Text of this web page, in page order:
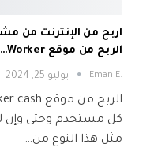
اربح من الإنترنت من
الربح من موقع Worker…
.Eman E يوليو 25, 2024
كل مستخدم وحتى وإن
مثل هذا النوع من…